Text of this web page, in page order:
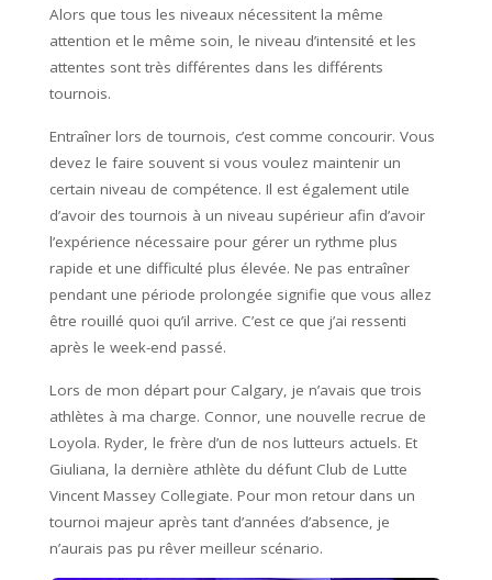
Alors que tous les niveaux nécessitent la même
attention et le même soin, le niveau d’intensité et les
attentes sont très différentes dans les différents
tournois.
Entraîner lors de tournois, c’est comme concourir. Vous
devez le faire souvent si vous voulez maintenir un
certain niveau de compétence. Il est également utile
d’avoir des tournois à un niveau supérieur afin d’avoir
l’expérience nécessaire pour gérer un rythme plus
rapide et une difficulté plus élevée. Ne pas entraîner
pendant une période prolongée signifie que vous allez
être rouillé quoi qu’il arrive. C’est ce que j’ai ressenti
après le week-end passé.
Lors de mon départ pour Calgary, je n’avais que trois
athlètes à ma charge. Connor, une nouvelle recrue de
Loyola. Ryder, le frère d’un de nos lutteurs actuels. Et
Giuliana, la dernière athlète du défunt Club de Lutte
Vincent Massey Collegiate. Pour mon retour dans un
tournoi majeur après tant d’années d’absence, je
n’aurais pas pu rêver meilleur scénario.